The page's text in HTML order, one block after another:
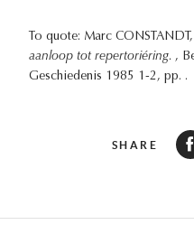
To quote: Marc CONSTANDT,
aanloop tot repertoriéring. ,
Geschiedenis 1985 1-2, pp. .
SHARE